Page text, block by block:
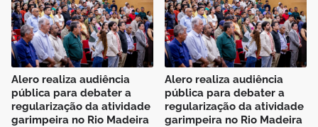
Alero realiza audiência
pública para debater a
regularização da atividade
garimpeira no Rio Madeira
Alero realiza audiência
pública para debater a
regularização da atividade
garimpeira no Rio Madeira